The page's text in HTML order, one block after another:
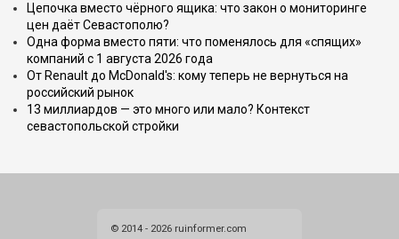
Цепочка вместо чёрного ящика: что закон о мониторинге
цен даёт Севастополю?
Одна форма вместо пяти: что поменялось для «спящих»
компаний с 1 августа 2026 года
От Renault до McDonald's: кому теперь не вернуться на
российский рынок
13 миллиардов — это много или мало? Контекст
севастопольской стройки
© 2014 - 2026 ruinformer.com